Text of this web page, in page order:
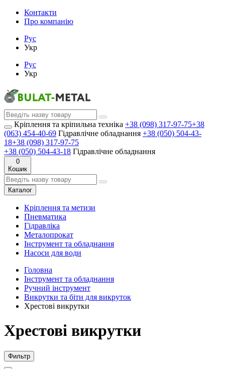
Контакти
Про компанію
Рус
Укр
Рус
Укр
Кріплення та кріпильна техніка +38 (098) 317-97-75+38
(063) 454-40-69 Гідравлічне обладнання +38 (050) 504-43-
18+38 (098) 317-97-75
+38 (050) 504-43-18 Гідравлічне обладнання
0
Кошик
Каталог
Кріплення та метизи
Пневматика
Гідравліка
Металопрокат
Інструмент та обладнання
Насоси для води
Головна
Інструмент та обладнання
Ручний інструмент
Викрутки та біти для викруток
Хрестові викрутки
Хрестові викрутки
Фильтр